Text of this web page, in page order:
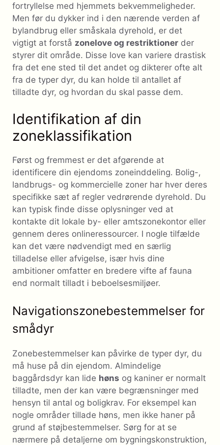
fortryllelse med hjemmets bekvemmeligheder.
Men før du dykker ind i den nærende verden af ​​
bylandbrug eller småskala dyrehold, er det
vigtigt at forstå zonelove og restriktioner der
styrer dit område. Disse love kan variere drastisk
fra det ene sted til det andet og dikterer ofte alt
fra de typer dyr, du kan holde til antallet af
tilladte dyr, og hvordan du skal passe dem.
Identifikation af din
zoneklassifikation
Først og fremmest er det afgørende at
identificere din ejendoms zoneinddeling. Bolig-,
landbrugs- og kommercielle zoner har hver deres
specifikke sæt af regler vedrørende dyrehold. Du
kan typisk finde disse oplysninger ved at
kontakte dit lokale by- eller amtszonekontor eller
gennem deres onlineressourcer. I nogle tilfælde
kan det være nødvendigt med en særlig
tilladelse eller afvigelse, især hvis dine
ambitioner omfatter en bredere vifte af fauna
end normalt tilladt i beboelsesmiljøer.
Navigationszonebestemmelser for
smådyr
Zonebestemmelser kan påvirke de typer dyr, du
må huse på din ejendom. Almindelige
baggårdsdyr kan lide høns og kaniner er normalt
tilladte, men der kan være begrænsninger med
hensyn til antal og boligkrav. For eksempel kan
nogle områder tillade høns, men ikke haner på
grund af støjbestemmelser. Sørg for at se
nærmere på detaljerne om bygningskonstruktion,